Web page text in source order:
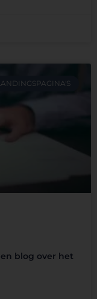
blog over het